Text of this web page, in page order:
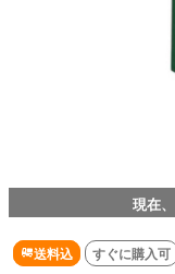
現在、
送料込 すぐに購入可